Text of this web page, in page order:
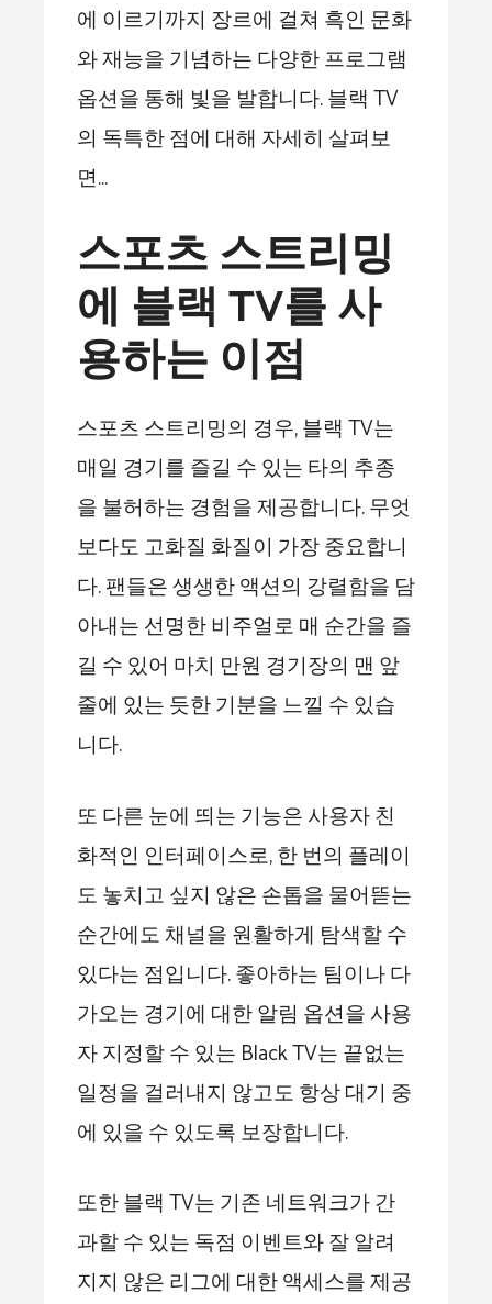
에 이르기까지 장르에 걸쳐 흑인 문화
와 재능을 기념하는 다양한 프로그램
옵션을 통해 빛을 발합니다. 블랙 TV
의 독특한 점에 대해 자세히 살펴보
면…
스포츠 스트리밍
에 블랙 TV를 사
용하는 이점
스포츠 스트리밍의 경우, 블랙 TV는
매일 경기를 즐길 수 있는 타의 추종
을 불허하는 경험을 제공합니다. 무엇
보다도 고화질 화질이 가장 중요합니
다. 팬들은 생생한 액션의 강렬함을 담
아내는 선명한 비주얼로 매 순간을 즐
길 수 있어 마치 만원 경기장의 맨 앞
줄에 있는 듯한 기분을 느낄 수 있습
니다.
또 다른 눈에 띄는 기능은 사용자 친
화적인 인터페이스로, 한 번의 플레이
도 놓치고 싶지 않은 손톱을 물어뜯는
순간에도 채널을 원활하게 탐색할 수
있다는 점입니다. 좋아하는 팀이나 다
가오는 경기에 대한 알림 옵션을 사용
자 지정할 수 있는 Black TV는 끝없는
일정을 걸러내지 않고도 항상 대기 중
에 있을 수 있도록 보장합니다.
또한 블랙 TV는 기존 네트워크가 간
과할 수 있는 독점 이벤트와 잘 알려
지지 않은 리그에 대한 액세스를 제공